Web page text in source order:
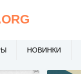
НОВИНКИ